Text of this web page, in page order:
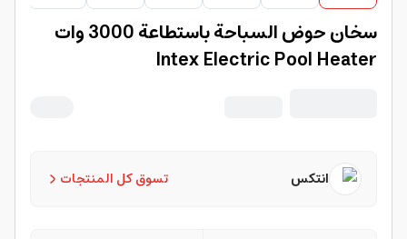
سخان حوض السباحة باستطاعة 3000 وات
Intex Electric Pool Heater
تسوق كل المنتجات انتكس